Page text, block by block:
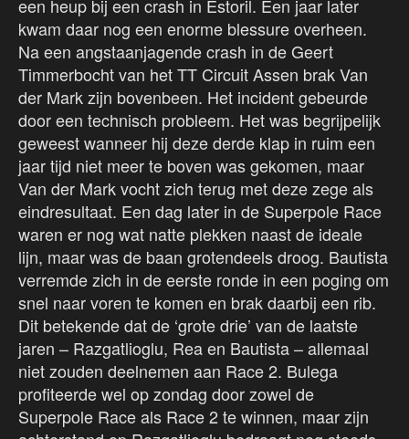
een heup bij een crash in Estoril. Een jaar later
kwam daar nog een enorme blessure overheen.
Na een angstaanjagende crash in de Geert
Timmerbocht van het TT Circuit Assen brak Van
der Mark zijn bovenbeen. Het incident gebeurde
door een technisch probleem. Het was begrijpelijk
geweest wanneer hij deze derde klap in ruim een
jaar tijd niet meer te boven was gekomen, maar
Van der Mark vocht zich terug met deze zege als
eindresultaat. Een dag later in de Superpole Race
waren er nog wat natte plekken naast de ideale
lijn, maar was de baan grotendeels droog. Bautista
verremde zich in de eerste ronde in een poging om
snel naar voren te komen en brak daarbij een rib.
Dit betekende dat de ‘grote drie’ van de laatste
jaren – Razgatlioglu, Rea en Bautista – allemaal
niet zouden deelnemen aan Race 2. Bulega
profiteerde wel op zondag door zowel de
Superpole Race als Race 2 te winnen, maar zijn